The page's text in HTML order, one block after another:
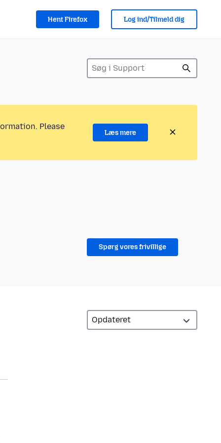
Hent Firefox Log ind/Tilmeld dig
Please
Læs mere
Spørg vores frivillige